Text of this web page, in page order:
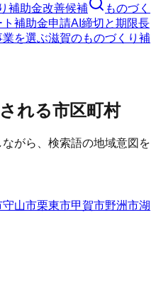
補助金改善候補
ものづく
補助金申請AI 締切と期限長
を選ぶ滋賀のものづくり補
れる市区町村
がら、検索語の地域意図を
守山市栗東市甲賀市野洲市湖